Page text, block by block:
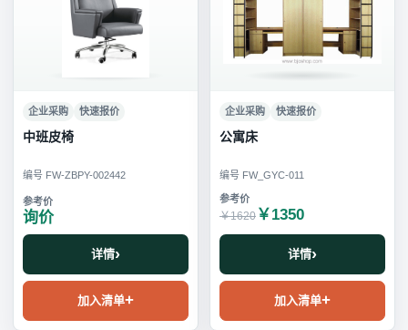
企业采购 快速报价
中班皮椅
编号 FW-ZBPY-002442
询价
详情
加入清单
企业采购 快速报价
公寓床
编号 FW_GYC-011
￥1620 ￥1350
详情
加入清单